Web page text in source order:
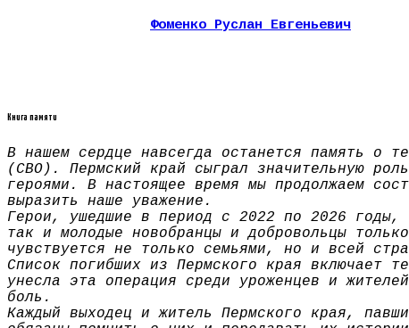
Фоменко Руслан Евгеньевич
Книга памяти
В нашем сердце навсегда останется память о
(СВО). Пермский край сыграл значительную
героями. В настоящее время мы продолжаем
выразить наше уважение.
Герои, ушедшие в период с 2022 по 2026 годы,
так и молодые новобранцы и добровольцы
чувствуется не только семьями, но и всей
Список погибших из Пермского края включает
унесла эта операция среди уроженцев и
боль.
Каждый выходец и житель Пермского края,